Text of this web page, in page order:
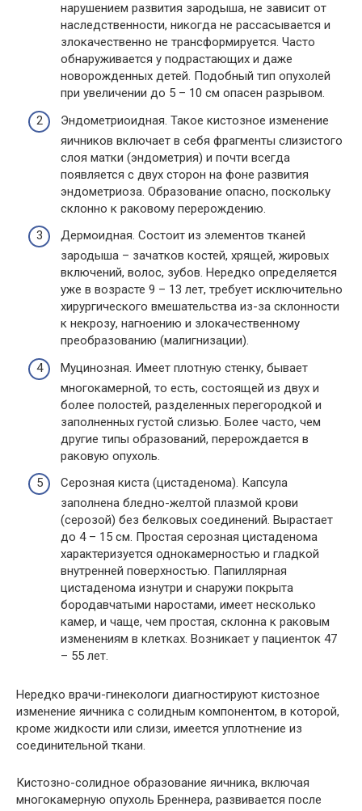
нарушением развития зародыша, не зависит от
наследственности, никогда не рассасывается и
злокачественно не трансформируется. Часто
обнаруживается у подрастающих и даже
новорожденных детей. Подобный тип опухолей
при увеличении до 5 – 10 см опасен разрывом.
Эндометриоидная. Такое кистозное изменение
яичников включает в себя фрагменты слизистого
слоя матки (эндометрия) и почти всегда
появляется с двух сторон на фоне развития
эндометриоза. Образование опасно, поскольку
склонно к раковому перерождению.
Дермоидная. Состоит из элементов тканей
зародыша – зачатков костей, хрящей, жировых
включений, волос, зубов. Нередко определяется
уже в возрасте 9 – 13 лет, требует исключительно
хирургического вмешательства из-за склонности
к некрозу, нагноению и злокачественному
преобразованию (малигнизации).
Муцинозная. Имеет плотную стенку, бывает
многокамерной, то есть, состоящей из двух и
более полостей, разделенных перегородкой и
заполненных густой слизью. Более часто, чем
другие типы образований, перерождается в
раковую опухоль.
Серозная киста (цистаденома). Капсула
заполнена бледно-желтой плазмой крови
(серозой) без белковых соединений. Вырастает
до 4 – 15 см. Простая серозная цистаденома
характеризуется однокамерностью и гладкой
внутренней поверхностью. Папиллярная
цистаденома изнутри и снаружи покрыта
бородавчатыми наростами, имеет несколько
камер, и чаще, чем простая, склонна к раковым
изменениям в клетках. Возникает у пациенток 47
– 55 лет.
Нередко врачи-гинекологи диагностируют кистозное
изменение яичника с солидным компонентом, в которой,
кроме жидкости или слизи, имеется уплотнение из
соединительной ткани.
Кистозно-солидное образование яичника, включая
многокамерную опухоль Бреннера, развивается после